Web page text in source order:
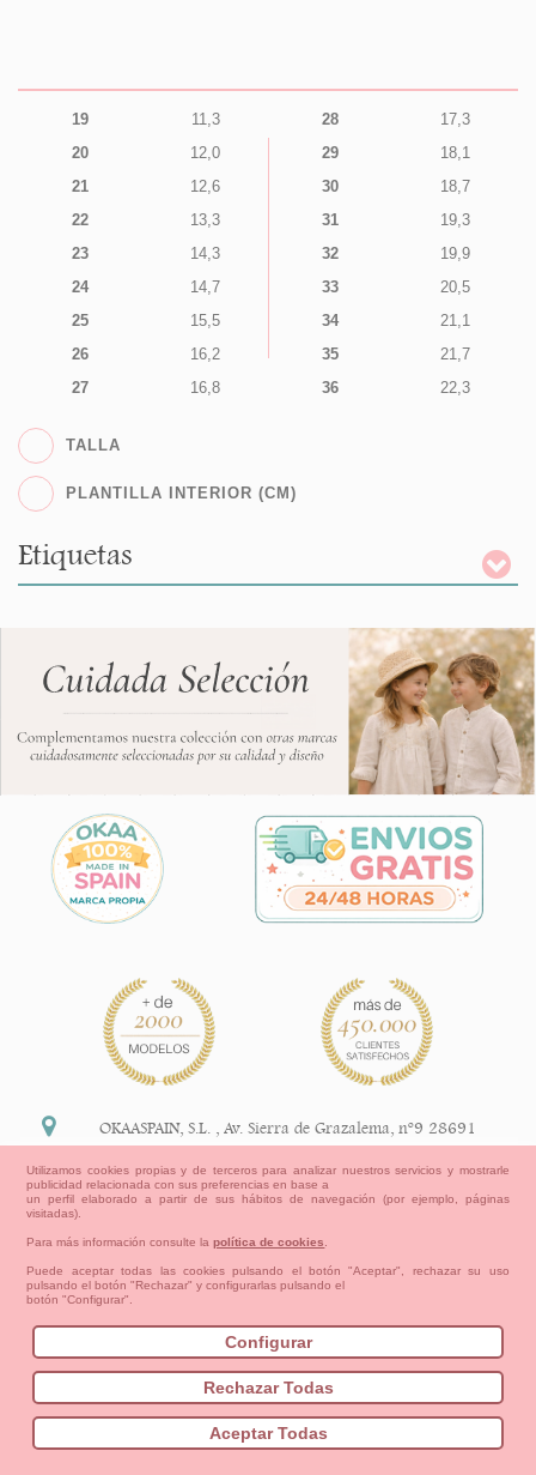
19
11,3
20
12,0
21
12,6
22
13,3
23
14,3
24
14,7
25
15,5
26
16,2
27
16,8
28
17,3
29
18,1
30
18,7
31
19,3
32
19,9
33
20,5
34
21,1
35
21,7
36
22,3
TALLA
PLANTILLA INTERIOR (CM)
Etiquetas
Bebés Pequeños/as Niña Niño
Mamas & Papas
NUEVA COLECCION
OUTLET-ULTIMAS TALLAS
Información Legal
política de devoluciones y reembolsos
Aviso Legal Aviso Cookies
Cómo crear tu cuenta OKAA.
Mapa del sitio
OKAASPAIN, S.L. ,Av. Sierra de Grazalema, nº9 28691
+34 91 113 89 09
Utilizamos cookies propias y de terceros para analizar nuestros servicios y mostrarle
publicidad relacionada con sus preferencias en base a
un perfil elaborado a partir de sus hábitos de navegación (por ejemplo, páginas
visitadas).
Para más información consulte lapolítica de cookies
Puede aceptar todas las cookies pulsando el botón "Aceptar", rechazar su uso
pulsando el botón "Rechazar" y configurarlas pulsando el
botón "Configurar".
Configurar
Rechazar Todas
Aceptar Todas